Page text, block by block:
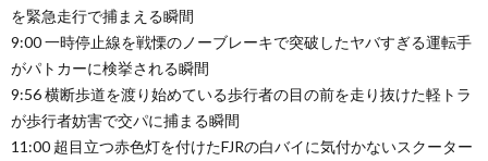
を緊急走行で捕まえる瞬間
9:00 一時停止線を戦慄のノーブレーキで突破したヤバすぎる運転手
がパトカーに検挙される瞬間
9:56 横断歩道を渡り始めている歩行者の目の前を走り抜けた軽トラ
が歩行者妨害で交パに捕まる瞬間
11:00 超目立つ赤色灯を付けたFJRの白バイに気付かないスクーター